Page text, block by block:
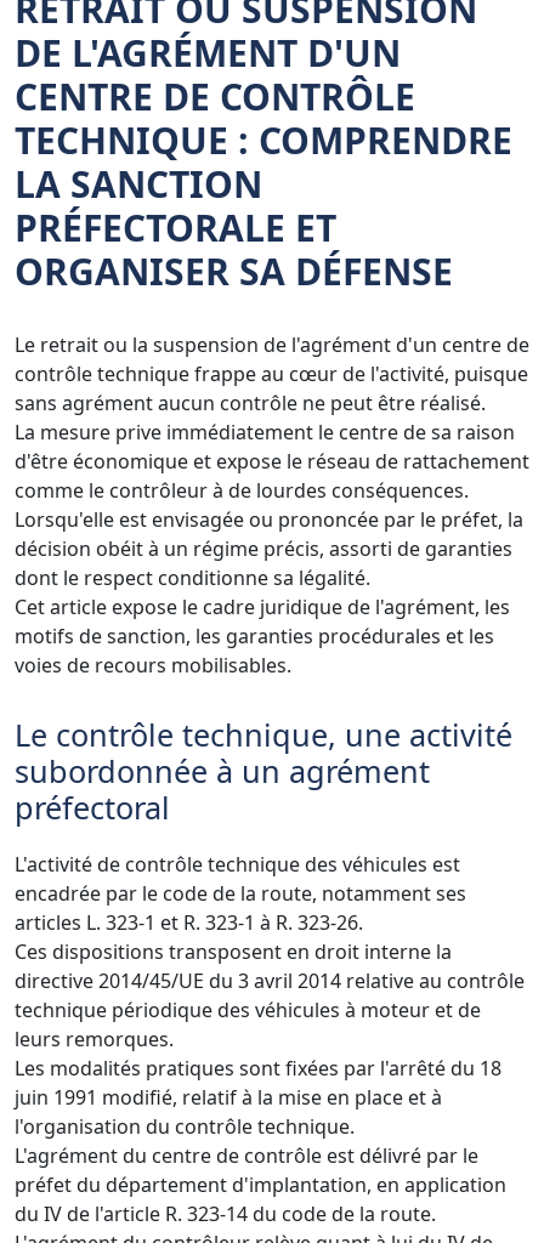
DE L'AGRÉMENT D'UN
CENTRE DE CONTRÔLE
TECHNIQUE : COMPRENDRE
LA SANCTION
PRÉFECTORALE ET
ORGANISER SA DÉFENSE
Le retrait ou la suspension de l'agrément d'un centre de
contrôle technique frappe au cœur de l'activité, puisque
sans agrément aucun contrôle ne peut être réalisé.
La mesure prive immédiatement le centre de sa raison
d'être économique et expose le réseau de rattachement
comme le contrôleur à de lourdes conséquences.
Lorsqu'elle est envisagée ou prononcée par le préfet, la
décision obéit à un régime précis, assorti de garanties
dont le respect conditionne sa légalité.
Cet article expose le cadre juridique de l'agrément, les
motifs de sanction, les garanties procédurales et les
voies de recours mobilisables.
Le contrôle technique, une activité
subordonnée à un agrément
préfectoral
L'activité de contrôle technique des véhicules est
encadrée par le code de la route, notamment ses
articles L. 323-1 et R. 323-1 à R. 323-26.
Ces dispositions transposent en droit interne la
directive 2014/45/UE du 3 avril 2014 relative au contrôle
technique périodique des véhicules à moteur et de
leurs remorques.
Les modalités pratiques sont fixées par l'arrêté du 18
juin 1991 modifié, relatif à la mise en place et à
l'organisation du contrôle technique.
L'agrément du centre de contrôle est délivré par le
préfet du département d'implantation, en application
du IV de l'article R. 323-14 du code de la route.